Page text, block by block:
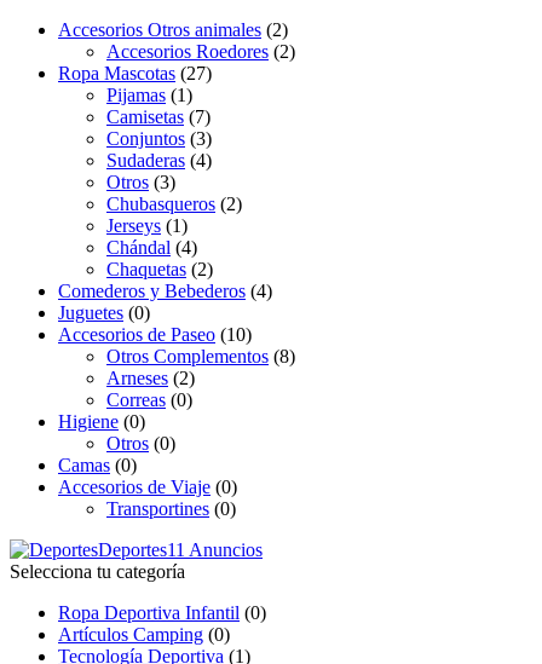
Accesorios Otros animales (2)
Accesorios Roedores (2)
Ropa Mascotas (27)
Pijamas (1)
Camisetas (7)
Conjuntos (3)
Sudaderas (4)
Otros (3)
Chubasqueros (2)
Jerseys (1)
Chándal (4)
Chaquetas (2)
Comederos y Bebederos (4)
Juguetes (0)
Accesorios de Paseo (10)
Otros Complementos (8)
Arneses (2)
Correas (0)
Higiene (0)
Otros (0)
Camas (0)
Accesorios de Viaje (0)
Transportines (0)
Deportes11 Anuncios
Selecciona tu categoría
Ropa Deportiva Infantil (0)
Artículos Camping (0)
Tecnología Deportiva (1)